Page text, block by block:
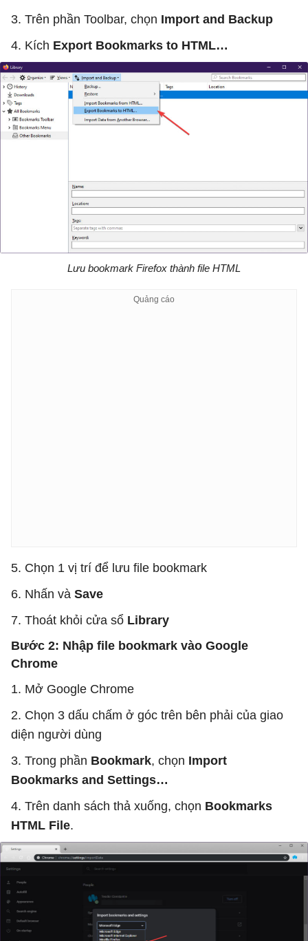
3. Trên phần Toolbar, chọn Import and Backup
4. Kích Export Bookmarks to HTML…
Lưu bookmark Firefox thành file HTML
5. Chọn 1 vị trí để lưu file bookmark
6. Nhấn và Save
7. Thoát khỏi cửa sổ Library
Bước 2: Nhập file bookmark vào Google
Chrome
1. Mở Google Chrome
2. Chọn 3 dấu chấm ở góc trên bên phải của giao
diện người dùng
3. Trong phần Bookmark, chọn Import
Bookmarks and Settings…
4. Trên danh sách thả xuống, chọn Bookmarks
HTML File.